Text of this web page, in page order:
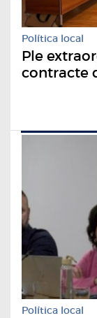
Política local
Ple
contracte
Política local